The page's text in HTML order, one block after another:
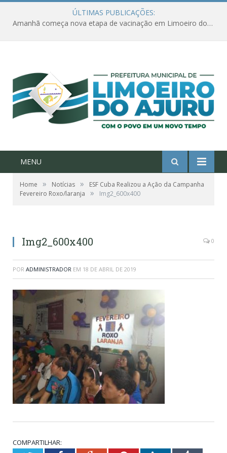
ÚLTIMAS PUBLICAÇÕES:
Amanhã começa nova etapa de vacinação em Limoeiro do Ajuru para idosos com 65 ou mais
MENU
Home » Notícias »
ESF Cuba Realizou a Ação da Campanha
Fevereiro Roxo/laranja
» Img2_600x400
Img2_600x400 0
POR ADMINISTRADOR EM 18 DE ABRIL DE 2019
COMPARTILHAR: